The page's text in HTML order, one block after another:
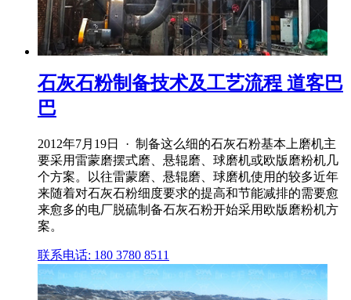
石灰石粉制备技术及工艺流程 道客巴
巴
2012年7月19日 · 制备这么细的石灰石粉基本上磨机主
要采用雷蒙磨摆式磨、悬辊磨、球磨机或欧版磨粉机几
个方案。以往雷蒙磨、悬辊磨、球磨机使用的较多近年
来随着对石灰石粉细度要求的提高和节能减排的需要愈
来愈多的电厂脱硫制备石灰石粉开始采用欧版磨粉机方
案。
联系电话: 180 3780 8511